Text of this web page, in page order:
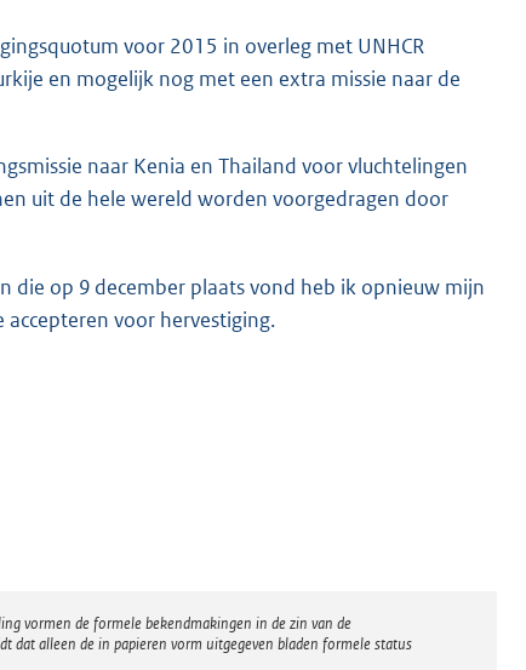
voor 2015 in overleg met UNHCR
en mogelijk nog met een extra missie naar de
naar Kenia en Thailand voor vluchtelingen
uit de hele wereld worden voorgedragen door
die op 9 december plaats vond heb ik opnieuw mijn
voor hervestiging.
vormen de formele bekendmakingen in de zin van de
dat alleen de in papieren vorm uitgegeven bladen formele status